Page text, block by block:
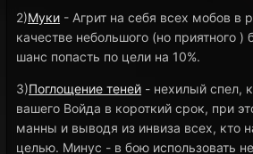
2)Муки - Агрит на себя всех мобов в
качестве небольшого (но приятного )
шанс попасть по цели на 10%.
3)Поглощение теней - нехилый спел,
вашего Войда в короткий срок, при
манны и выводя из инвиза всех, кто
целью. Минус - в бою использовать